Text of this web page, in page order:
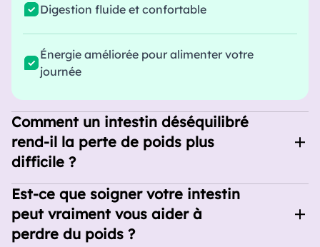
Digestion fluide et confortable
Énergie améliorée pour alimenter votre
journée
Comment un intestin déséquilibré
rend-il la perte de poids plus
difficile ?
Votre intestin ne se contente pas de digérer
les aliments : il gère vos hormones, votre
métabolisme et le stockage des graisses.
Est-ce que soigner votre intestin
peut vraiment vous aider à
perdre du poids ?